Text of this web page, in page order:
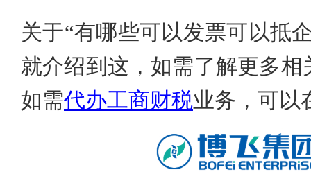
关于“有哪些可以发票可以抵
就介绍到这，如需了解更多
如需代办工商财税业务，可以